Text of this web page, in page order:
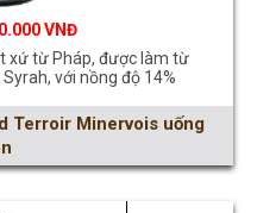
xứ từ Pháp, được làm từ
với nồng độ 14%
Terroir Minervois uống